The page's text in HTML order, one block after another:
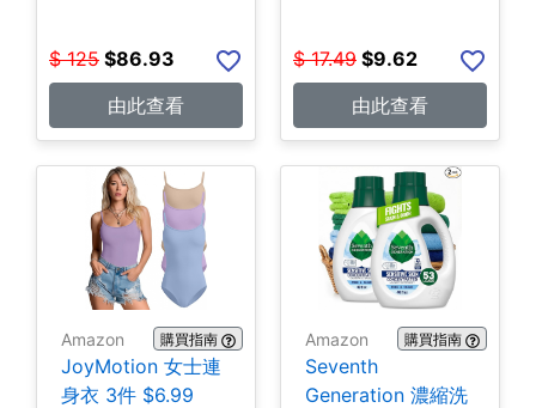
$ 125 $86.93
由此查看
$ 17.49 $9.62
由此查看
Amazon 購買指南
JoyMotion 女士連
身衣 3件 $6.99
Amazon 購買指南
Seventh
Generation 濃縮洗